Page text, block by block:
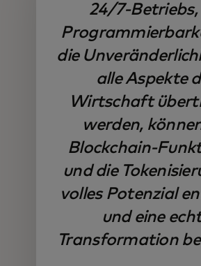
24/7-Betriebs,
die
alle Aspekte
Wirtschaft
werden,
Blockchain-
und die
volles Potenzial
und eine
Transformation